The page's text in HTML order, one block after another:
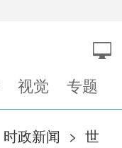
视觉 专题
时政新闻 > 世